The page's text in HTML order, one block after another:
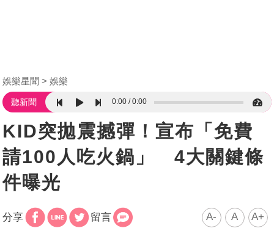
娛樂星聞 娛樂
聽新聞 0:00 0:00
KID突拋震撼彈！宣布「免費
請100人吃火鍋」 4大關鍵條
件曝光
分享 留言 A- A A+